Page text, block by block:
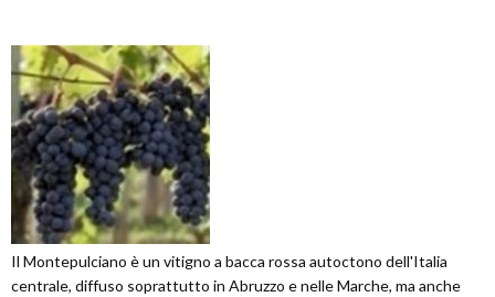
Il Montepulciano è un vitigno a bacca rossa autoctono dell'Italia
centrale, diffuso soprattutto in Abruzzo e nelle Marche, ma anche